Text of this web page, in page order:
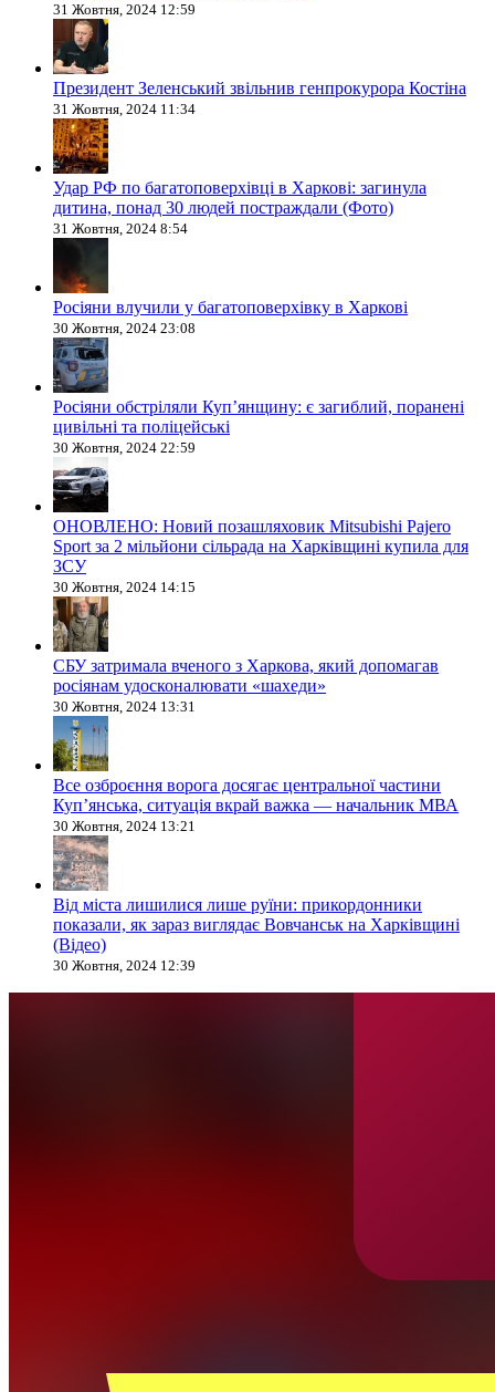
31 Жовтня, 2024 12:59
Президент Зеленський звільнив генпрокурора Костіна
31 Жовтня, 2024 11:34
Удар РФ по багатоповерхівці в Харкові: загинула
дитина, понад 30 людей постраждали (Фото)
31 Жовтня, 2024 8:54
Росіяни влучили у багатоповерхівку в Харкові
30 Жовтня, 2024 23:08
Росіяни обстріляли Купʼянщину: є загиблий, поранені
цивільні та поліцейські
30 Жовтня, 2024 22:59
ОНОВЛЕНО: Новий позашляховик Mitsubishi Pajero
Sport за 2 мільйони сільрада на Харківщині купила для
ЗСУ
30 Жовтня, 2024 14:15
СБУ затримала вченого з Харкова, який допомагав
росіянам удосконалювати «шахеди»
30 Жовтня, 2024 13:31
Все озброєння ворога досягає центральної частини
Куп’янська, ситуація вкрай важка — начальник МВА
30 Жовтня, 2024 13:21
Від міста лишилися лише руїни: прикордонники
показали, як зараз виглядає Вовчанськ на Харківщині
(Відео)
30 Жовтня, 2024 12:39